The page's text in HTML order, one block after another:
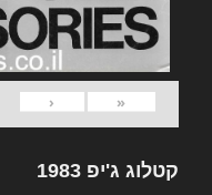
«
‹
קטלוג ג'יפ 1983